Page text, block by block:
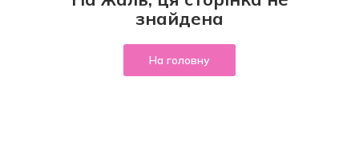
знайдена
На головну